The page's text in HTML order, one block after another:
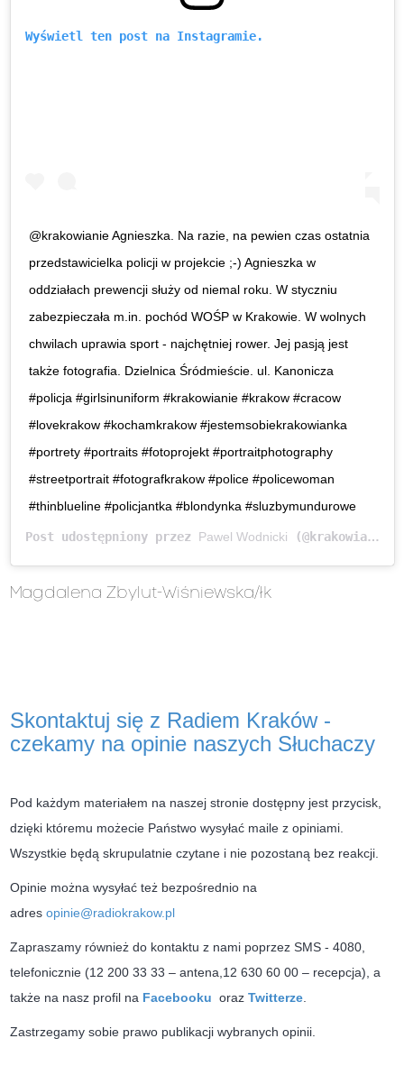
Wyświetl ten post na Instagramie.
@krakowianie Agnieszka. Na razie, na pewien czas ostatnia
przedstawicielka policji w projekcie ;-) Agnieszka w
oddziałach prewencji służy od niemal roku. W styczniu
zabezpieczała m.in. pochód WOŚP w Krakowie. W wolnych
chwilach uprawia sport - najchętniej rower. Jej pasją jest
także fotografia. Dzielnica Śródmieście. ul. Kanonicza
#policja #girlsinuniform #krakowianie #krakow #cracow
#lovekrakow #kochamkrakow #jestemsobiekrakowianka
#portrety #portraits #fotoprojekt #portraitphotography
#streetportrait #fotografkrakow #police #policewoman
#thinblueline #policjantka #blondynka #sluzbymundurowe
Post udostępniony przez Pawel Wodnicki (@krakowianie)
Magdalena Zbylut-Wiśniewska/łk
Skontaktuj się z Radiem Kraków -
czekamy na opinie naszych Słuchaczy
Pod każdym materiałem na naszej stronie dostępny jest przycisk,
dzięki któremu możecie Państwo wysyłać maile z opiniami.
Wszystkie będą skrupulatnie czytane i nie pozostaną bez reakcji.
Opinie można wysyłać też bezpośrednio na
adres opinie@radiokrakow.pl
Zapraszamy również do kontaktu z nami poprzez SMS - 4080,
telefonicznie (12 200 33 33 – antena,12 630 60 00 – recepcja), a
także na nasz profil na Facebooku oraz Twitterze.
Zastrzegamy sobie prawo publikacji wybranych opinii.